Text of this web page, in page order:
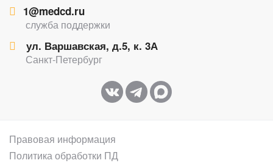
1@medcd.ru
служба поддержки
ул. Варшавская, д.5, к. 3А
Санкт-Петербург
Правовая информация
Политика обработки ПД